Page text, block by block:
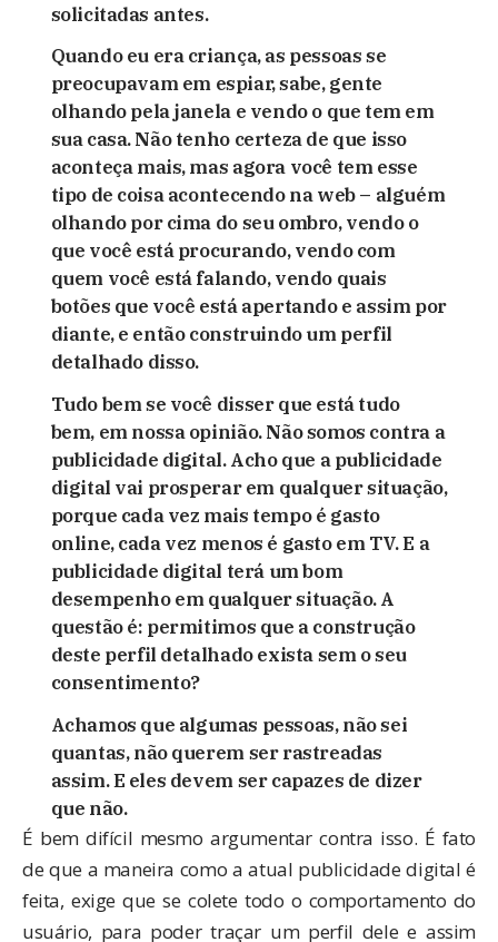
solicitadas antes.
Quando eu era criança, as pessoas se
preocupavam em espiar, sabe, gente
olhando pela janela e vendo o que tem em
sua casa. Não tenho certeza de que isso
aconteça mais, mas agora você tem esse
tipo de coisa acontecendo na web – alguém
olhando por cima do seu ombro, vendo o
que você está procurando, vendo com
quem você está falando, vendo quais
botões que você está apertando e assim por
diante, e então construindo um perfil
detalhado disso.
Tudo bem se você disser que está tudo
bem, em nossa opinião. Não somos contra a
publicidade digital. Acho que a publicidade
digital vai prosperar em qualquer situação,
porque cada vez mais tempo é gasto
online, cada vez menos é gasto em TV. E a
publicidade digital terá um bom
desempenho em qualquer situação. A
questão é: permitimos que a construção
deste perfil detalhado exista sem o seu
consentimento?
Achamos que algumas pessoas, não sei
quantas, não querem ser rastreadas
assim. E eles devem ser capazes de dizer
que não.
É bem difícil mesmo argumentar contra isso. É fato
de que a maneira como a atual publicidade digital é
feita, exige que se colete todo o comportamento do
usuário, para poder traçar um perfil dele e assim